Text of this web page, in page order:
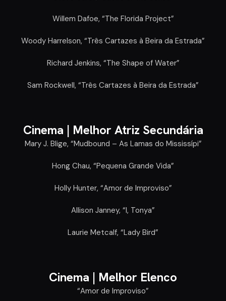
Willem Dafoe, “The Florida Project”
Woody Harrelson, “Três Cartazes à Beira da Estrada”
Richard Jenkins, “The Shape of Water”
Sam Rockwell, “Três Cartazes à Beira da Estrada”
Cinema | Melhor Atriz Secundária
Mary J. Blige, “Mudbound – As Lamas do Mississípi”
Hong Chau, “Pequena Grande Vida”
Holly Hunter, “Amor de Improviso”
Allison Janney, “I, Tonya”
Laurie Metcalf, “Lady Bird”
Cinema | Melhor Elenco
“Amor de Improviso”